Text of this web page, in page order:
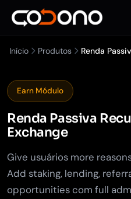
Início Produtos Renda
Earn Módulo
Renda Passiva
Exchange
Give usuários more
Add staking, lending,
opportunities com full